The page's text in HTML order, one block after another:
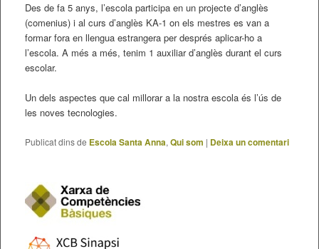
Des de fa 5 anys, l’escola participa en un projecte d’anglès
(comenius) i al curs d’anglès KA-1 on els mestres es van a
formar fora en llengua estrangera per després aplicar-ho a
l’escola. A més a més, tenim 1 auxiliar d’anglès durant el curs
escolar.
Un dels aspectes que cal millorar a la nostra escola és l’ús de
les noves tecnologies.
Publicat dins de Escola Santa Anna, Qui som | Deixa un comentari